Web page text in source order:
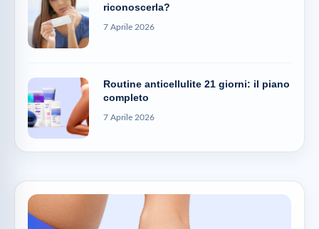
riconoscerla?
7 Aprile 2026
Routine anticellulite 21 giorni: il piano
completo
7 Aprile 2026